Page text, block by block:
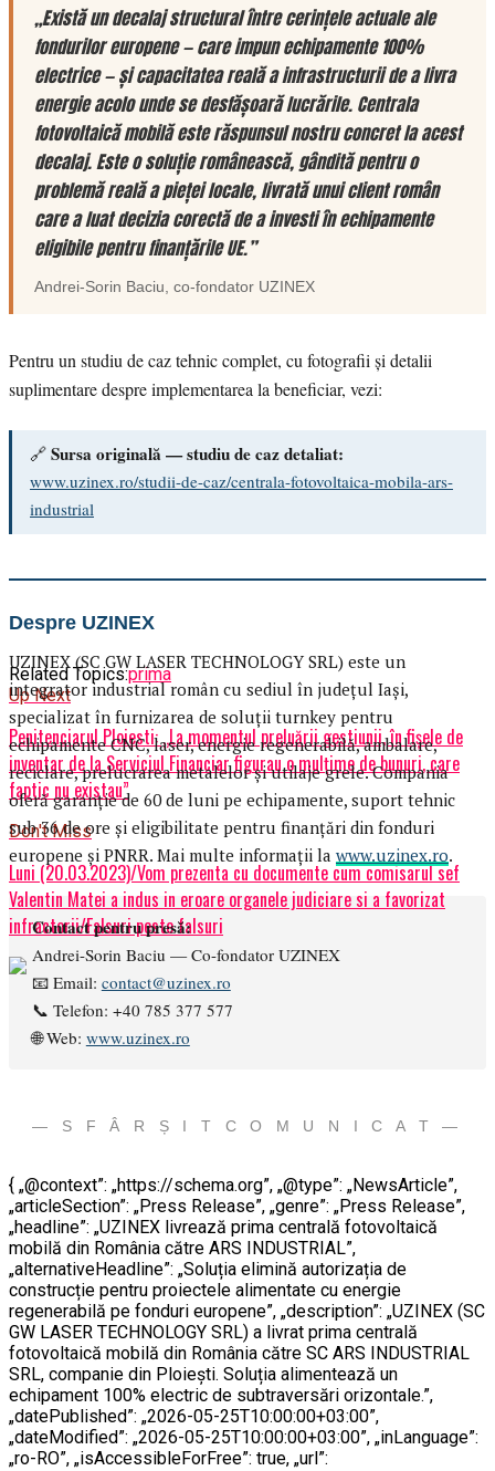
Related Topics:prima
Up Next
Penitenciarul Ploiesti: „La momentul preluării gestiunii, în fișele de
inventar de la Serviciul Financiar figurau o mulțime de bunuri, care
faptic nu existau”
Don't Miss
Luni (20.03.2023)/Vom prezenta cu documente cum comisarul sef
Valentin Matei a indus in eroare organele judiciare si a favorizat
infractorii/Falsuri peste falsuri
„Există un decalaj structural între cerințele actuale ale
fondurilor europene — care impun echipamente 100%
electrice — și capacitatea reală a infrastructurii de a livra
energie acolo unde se desfășoară lucrările. Centrala
fotovoltaică mobilă este răspunsul nostru concret la acest
decalaj. Este o soluție românească, gândită pentru o
problemă reală a pieței locale, livrată unui client român
care a luat decizia corectă de a investi în echipamente
eligibile pentru finanțările UE.”
Andrei-Sorin Baciu , co-fondator UZINEX
Pentru un studiu de caz tehnic complet, cu fotografii și detalii
suplimentare despre implementarea la beneficiar, vezi:
🔗 Sursa originală — studiu de caz detaliat:
www.uzinex.ro/studii-de-caz/centrala-fotovoltaica-mobila-ars-
industrial
Despre UZINEX
UZINEX (SC GW LASER TECHNOLOGY SRL) este un
integrator industrial român cu sediul în județul Iași,
specializat în furnizarea de soluții turnkey pentru
echipamente CNC, laser, energie regenerabilă, ambalare,
reciclare, prelucrarea metalelor și utilaje grele. Compania
oferă garanție de 60 de luni pe echipamente, suport tehnic
sub 36 de ore și eligibilitate pentru finanțări din fonduri
europene și PNRR. Mai multe informații la www.uzinex.ro.
Contact pentru presă:
Andrei-Sorin Baciu — Co-fondator UZINEX
📧 Email: contact@uzinex.ro
📞 Telefon: +40 785 377 577
🌐 Web: www.uzinex.ro
— S F Â R Ș I T C O M U N I C A T —
{ „@context”: „https://schema.org”, „@type”: „NewsArticle”,
„articleSection”: „Press Release”, „genre”: „Press Release”,
„headline”: „UZINEX livrează prima centrală fotovoltaică
mobilă din România către ARS INDUSTRIAL”,
„alternativeHeadline”: „Soluția elimină autorizația de
construcție pentru proiectele alimentate cu energie
regenerabilă pe fonduri europene”, „description”: „UZINEX (SC
GW LASER TECHNOLOGY SRL) a livrat prima centrală
fotovoltaică mobilă din România către SC ARS INDUSTRIAL
SRL, companie din Ploiești. Soluția alimentează un
echipament 100% electric de subtraversări orizontale.”,
„datePublished”: „2026-05-25T10:00:00+03:00”,
„dateModified”: „2026-05-25T10:00:00+03:00”, „inLanguage”:
„ro-RO”, „isAccessibleForFree”: true, „url”: